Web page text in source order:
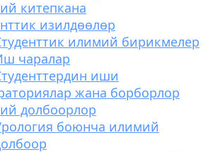
китепкана
изилдөөлөр
илимий бирикмелер
чаралар
иши
жана борборлор
долбоорлор
боюнча илимий